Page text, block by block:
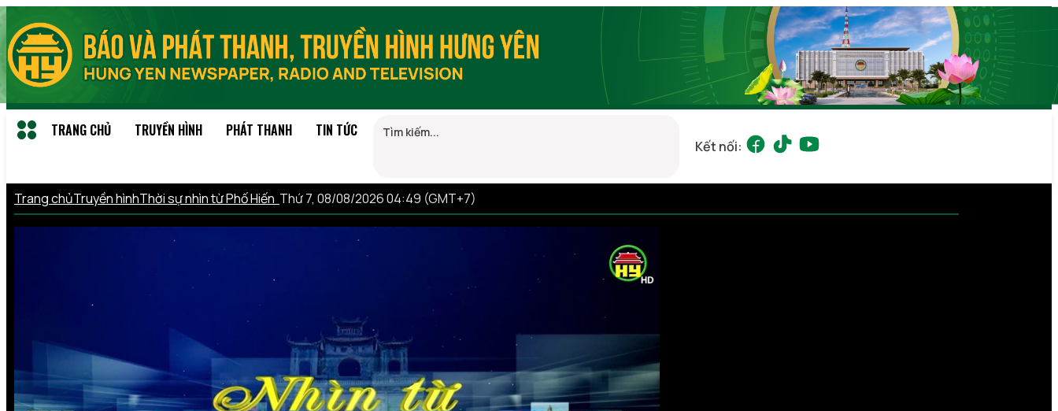
TRANG CHỦ TRUYỀN HÌNH PHÁT THANH TIN TỨC
Kết nối:
Trang chủTruyền hìnhThời sự nhìn từ Phố Hiến Thứ 7, 08/08/2026 04:49 (GMT+7)